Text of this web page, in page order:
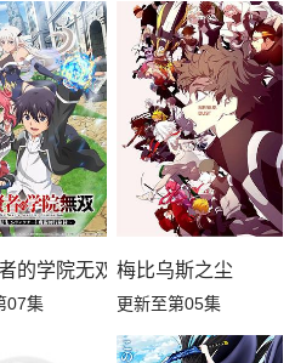
02集 第01集
人
的学院无双第二回转生，S等级
07集
梅比乌斯之尘
更新至第05集